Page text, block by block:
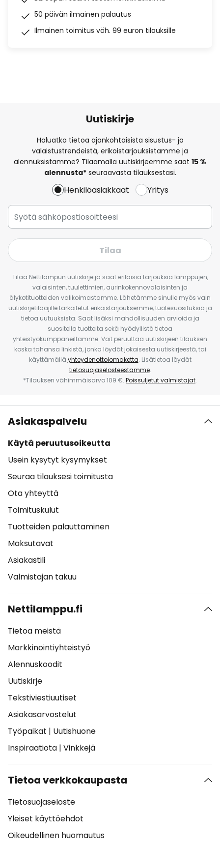
50 päivän ilmainen palautus
Ilmainen toimitus väh. 99 euron tilauksille
Uutiskirje
Haluatko tietoa ajankohtaisista sisustus- ja
valaistustrendeistä, erikoistarjouksistamme ja
alennuksistamme? Tilaamalla uutiskirjeemme saat 15 %
alennusta*seuraavasta tilauksestasi.
Henkilöasiakkaat Yritys
Tilaa
Tilaa Nettilampun uutiskirje ja saat erilaisia tarjouksia lamppujen,
valaisinten, tuulettimien, aurinkokennovalaisinten ja
älykotituotteiden valikoimastamme. Lähetämme sinulle myös vain
uutiskirjetilaajille tarkoitetut erikoistarjouksemme, tuotesuosituksia ja
tietoa uutuuksista. Saat lisäksi mahdollisuuden arvioida ja
suositella tuotteita sekä hyödyllistä tietoa
yhteistyökumppaneiltamme. Voit peruuttaa uutiskirjeen tilauksen
koska tahansa linkistä, jonka löydät jokaisesta uutiskirjeestä, tai
käyttämällä yhteydenottolomaketta. Lisätietoa löydät
tietosuojaselosteestamme.
*Tilauksen vähimmäisarvo 109 €. Poissuljetut valmistajat.
Asiakaspalvelu
Käytä peruutusoikeutta
Usein kysytyt kysymykset
Seuraa tilauksesi toimitusta
Ota yhteyttä
Toimituskulut
Tuotteiden palauttaminen
Maksutavat
Asiakastili
Valmistajan takuu
Nettilamppu.fi
Tietoa meistä
Markkinointiyhteistyö
Alennuskoodit
Uutiskirje
Tekstiviestiuutiset
Asiakasarvostelut
Työpaikat | Uutishuone
Inspiraatiota | Vinkkejä
Tietoa verkkokaupasta
Tietosuojaseloste
Yleiset käyttöehdot
Oikeudellinen huomautus